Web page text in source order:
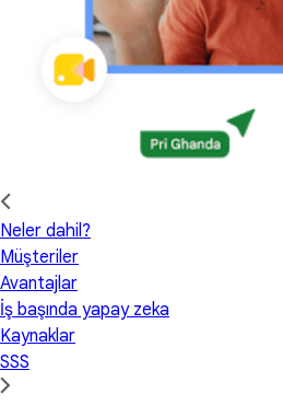
Neler dahil?
Müşteriler
Avantajlar
İş başında yapay zeka
Kaynaklar
SSS